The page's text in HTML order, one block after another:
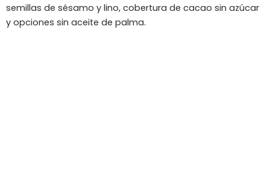
semillas de sésamo y lino, cobertura de cacao sin azúcar
y opciones sin aceite de palma.